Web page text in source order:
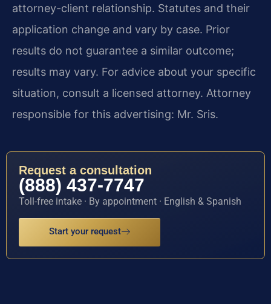
attorney-client relationship. Statutes and their
application change and vary by case. Prior
results do not guarantee a similar outcome;
results may vary. For advice about your specific
situation, consult a licensed attorney. Attorney
responsible for this advertising: Mr. Sris.
Request a consultation
(888) 437-7747
Toll-free intake · By appointment · English & Spanish
Start your request